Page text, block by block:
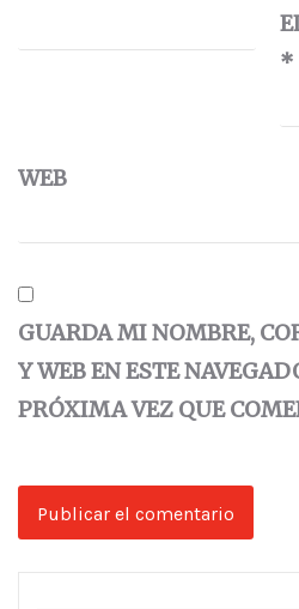
*
WEB
GUARDA MI NOMBRE,
Y WEB EN ESTE
PRÓXIMA VEZ QUE